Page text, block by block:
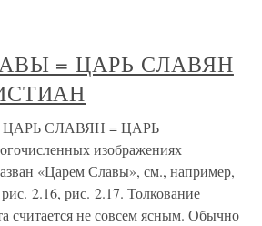
= ЦАРЬ СЛАВЯН
СЛАВЯН = ЦАРЬ
изображениях
«Царем Славы», см., например,
2.16, рис. 2.17. Толкование
считается не совсем ясным. Обычно